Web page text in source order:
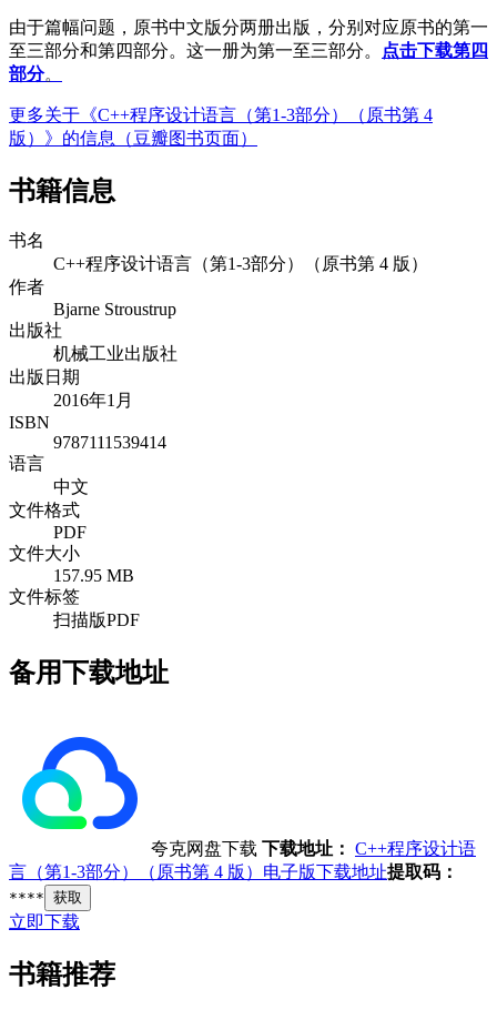
由于篇幅问题，原书中文版分两册出版，分别对应原书的第一
至三部分和第四部分。这一册为第一至三部分。
点击下载第四
部分。
更多关于《C++程序设计语言（第1-3部分）（原书第 4
版）》的信息（豆瓣图书页面）
书籍信息
书名
C++程序设计语言（第1-3部分）（原书第 4 版）
作者
Bjarne Stroustrup
出版社
机械工业出版社
出版日期
2016年1月
ISBN
9787111539414
语言
中文
文件格式
PDF
文件大小
157.95 MB
文件标签
扫描版PDF
备用下载地址
夸克网盘下载 下载地址： C++程序设计语
言（第1-3部分）（原书第 4 版）电子版下载地址提取码：
**** 获取
立即下载
书籍推荐